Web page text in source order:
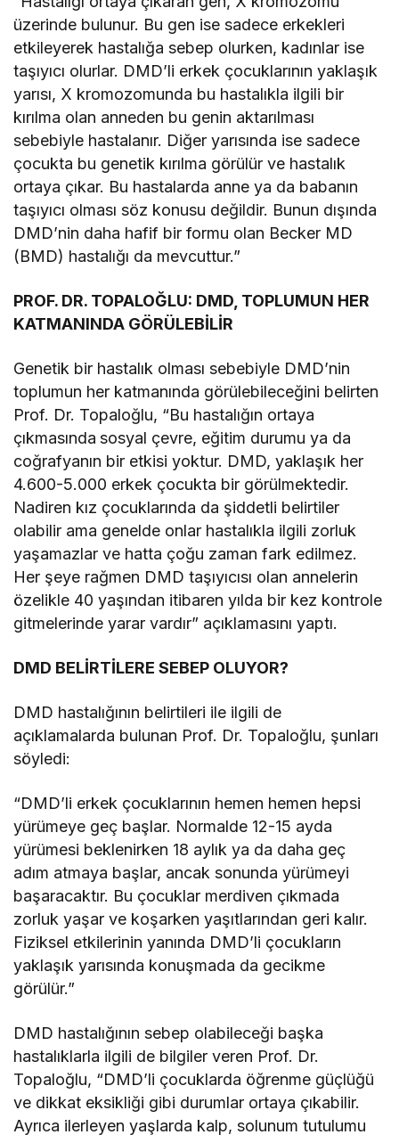
üzerinde bulunur. Bu gen ise sadece erkekleri
etkileyerek hastalığa sebep olurken, kadınlar ise
taşıyıcı olurlar. DMD’li erkek çocuklarının yaklaşık
yarısı, X kromozomunda bu hastalıkla ilgili bir
kırılma olan anneden bu genin aktarılması
sebebiyle hastalanır. Diğer yarısında ise sadece
çocukta bu genetik kırılma görülür ve hastalık
ortaya çıkar. Bu hastalarda anne ya da babanın
taşıyıcı olması söz konusu değildir. Bunun dışında
DMD’nin daha hafif bir formu olan Becker MD
(BMD) hastalığı da mevcuttur.”
PROF. DR. TOPALOĞLU: DMD, TOPLUMUN HER
KATMANINDA GÖRÜLEBİLİR
Genetik bir hastalık olması sebebiyle DMD’nin
toplumun her katmanında görülebileceğini belirten
Prof. Dr. Topaloğlu, “Bu hastalığın ortaya
çıkmasında sosyal çevre, eğitim durumu ya da
coğrafyanın bir etkisi yoktur. DMD, yaklaşık her
4.600-5.000 erkek çocukta bir görülmektedir.
Nadiren kız çocuklarında da şiddetli belirtiler
olabilir ama genelde onlar hastalıkla ilgili zorluk
yaşamazlar ve hatta çoğu zaman fark edilmez.
Her şeye rağmen DMD taşıyıcısı olan annelerin
özelikle 40 yaşından itibaren yılda bir kez kontrole
gitmelerinde yarar vardır” açıklamasını yaptı.
DMD BELİRTİLERE SEBEP OLUYOR?
DMD hastalığının belirtileri ile ilgili de
açıklamalarda bulunan Prof. Dr. Topaloğlu, şunları
söyledi:
“DMD’li erkek çocuklarının hemen hemen hepsi
yürümeye geç başlar. Normalde 12-15 ayda
yürümesi beklenirken 18 aylık ya da daha geç
adım atmaya başlar, ancak sonunda yürümeyi
başaracaktır. Bu çocuklar merdiven çıkmada
zorluk yaşar ve koşarken yaşıtlarından geri kalır.
Fiziksel etkilerinin yanında DMD’li çocukların
yaklaşık yarısında konuşmada da gecikme
görülür.”
DMD hastalığının sebep olabileceği başka
hastalıklarla ilgili de bilgiler veren Prof. Dr.
Topaloğlu, “DMD’li çocuklarda öğrenme güçlüğü
ve dikkat eksikliği gibi durumlar ortaya çıkabilir.
Ayrıca ilerleyen yaşlarda kalp, solunum tutulumu